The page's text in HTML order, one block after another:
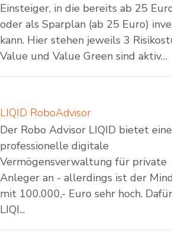
Einsteiger, in die bereits ab 25
oder als Sparplan (ab 25 Euro)
kann. Hier stehen jeweils 3
Value und Value Green sind aktiv…
LIQID RoboAdvisor
Der Robo Advisor LIQID bietet eine
professionelle digitale
Vermögensverwaltung für private
Anleger an - allerdings ist der
mit 100.000,- Euro sehr hoch.
LIQI...